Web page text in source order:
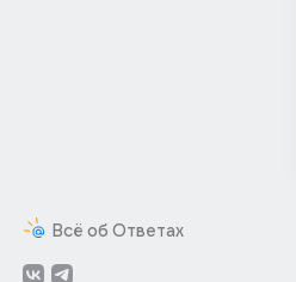
Всё об Ответах